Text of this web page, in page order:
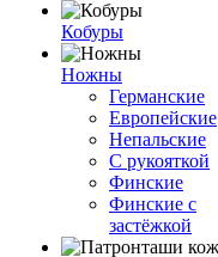
Кобуры
Ножны
Германские
Европейские
Непальские
С рукояткой
Финские
Финские с
застёжкой